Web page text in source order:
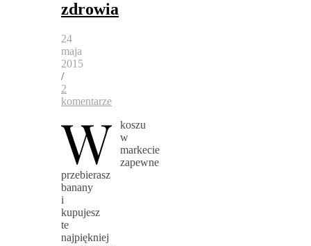
zdrowia
24
maja
2015
/
2
komentarze
W
koszu
w
markecie
zapewne
przebierasz
banany
i
kupujesz
te
najpiękniej